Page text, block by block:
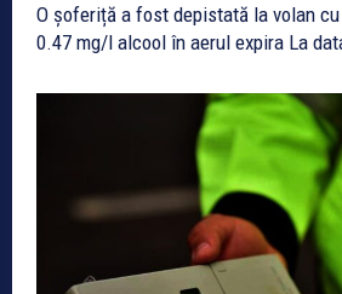
O șoferiță a fost depistată la volan
0.47 mg/l alcool în